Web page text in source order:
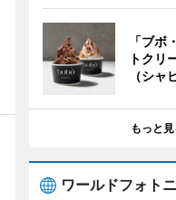
「ブボ
トクリ
（シャ
もっと見
ワールドフォト